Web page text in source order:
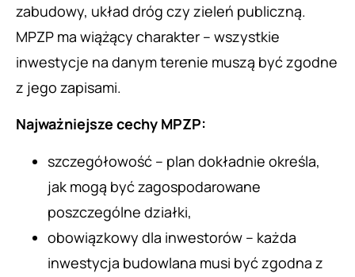
zabudowy, układ dróg czy zieleń publiczną.
MPZP ma wiążący charakter – wszystkie
inwestycje na danym terenie muszą być zgodne
z jego zapisami.
Najważniejsze cechy MPZP:
szczegółowość – plan dokładnie określa,
jak mogą być zagospodarowane
poszczególne działki,
obowiązkowy dla inwestorów – każda
inwestycja budowlana musi być zgodna z